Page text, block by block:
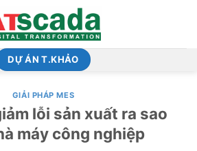
DỰ ÁN T.KHẢO
GIẢI PHÁP MES
lỗi sản xuất ra sao
máy công nghiệp